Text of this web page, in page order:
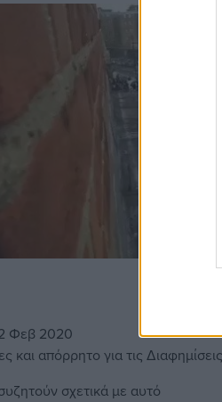
Φεβ 2020
και απόρρητο για τις
σχετικά με αυτό